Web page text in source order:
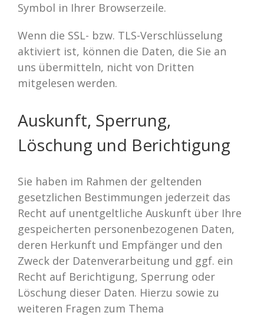
Symbol in Ihrer Browserzeile.
Wenn die SSL- bzw. TLS-Verschlüsselung
aktiviert ist, können die Daten, die Sie an
uns übermitteln, nicht von Dritten
mitgelesen werden.
Auskunft, Sperrung,
Löschung und Berichtigung
Sie haben im Rahmen der geltenden
gesetzlichen Bestimmungen jederzeit das
Recht auf unentgeltliche Auskunft über Ihre
gespeicherten personenbezogenen Daten,
deren Herkunft und Empfänger und den
Zweck der Datenverarbeitung und ggf. ein
Recht auf Berichtigung, Sperrung oder
Löschung dieser Daten. Hierzu sowie zu
weiteren Fragen zum Thema